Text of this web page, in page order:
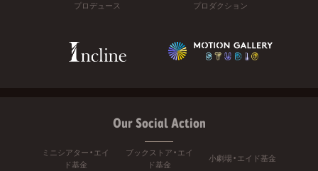
プロデュース プロダクション
Our Social Action
ミニシアター・エイ
ド基金
ブックストア・エイ
ド基金
小劇場・エイド基金